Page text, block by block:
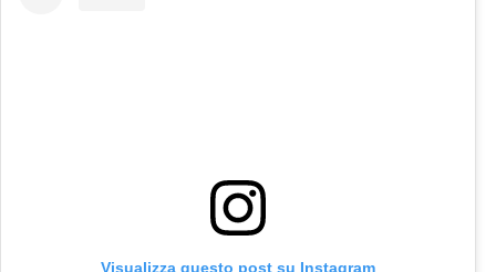
Visualizza questo post su Instagram